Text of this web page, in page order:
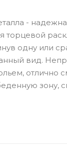
-
торцевой
одну или
вид.
отлично
зону,